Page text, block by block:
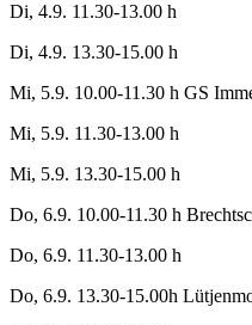
Di, 4.9. 11.30-13.00 h
Di, 4.9. 13.30-15.00 h
Mi, 5.9. 10.00-11.30 h GS
Mi, 5.9. 11.30-13.00 h
Mi, 5.9. 13.30-15.00 h
Do, 6.9. 10.00-11.30 h
Do, 6.9. 11.30-13.00 h
Do, 6.9. 13.30-15.00h